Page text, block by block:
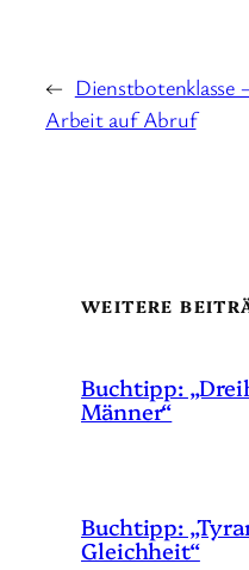
← Dienstbotenklasse
Arbeit auf Abruf
WEITERE
Buchtipp:
Männer“
Buchtipp:
Gleichheit“